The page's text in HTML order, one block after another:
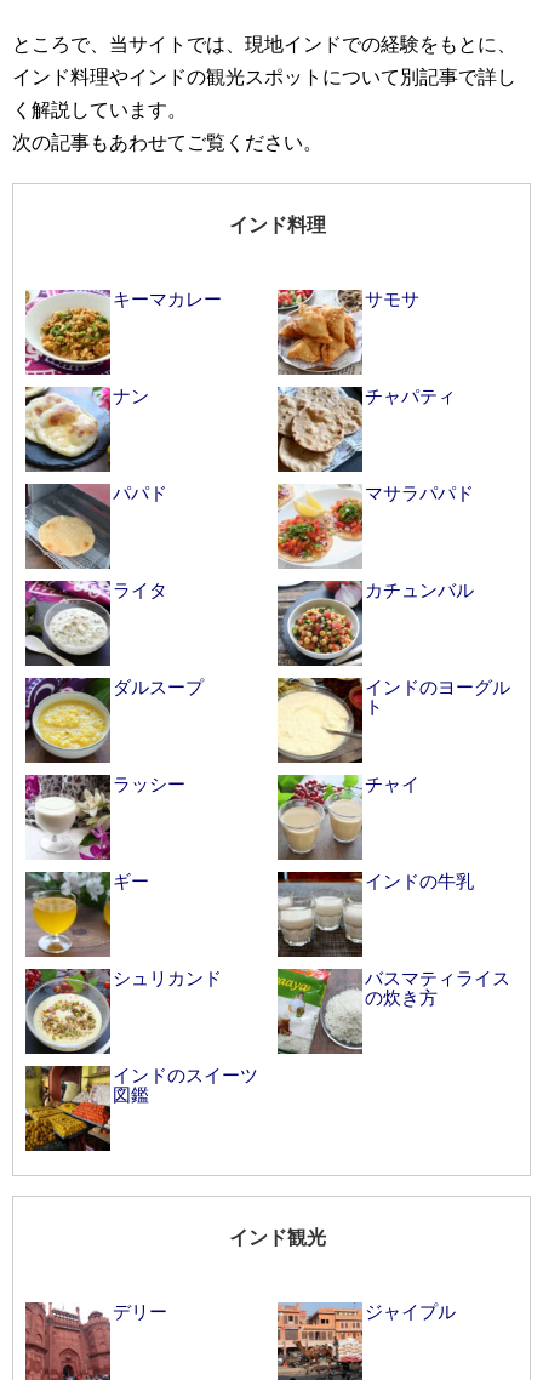
ところで、当サイトでは、現地インドでの経験をもとに、
インド料理やインドの観光スポットについて別記事で詳し
く解説しています。
次の記事もあわせてご覧ください。
インド料理
キーマカレー サモサ
ナン チャパティ
パパド マサラパパド
ライタ カチュンバル
ダルスープ
インドのヨーグル
ト
ラッシー チャイ
ギー インドの牛乳
シュリカンド
バスマティライス
の炊き方
インドのスイーツ
図鑑
インド観光
デリー ジャイプル